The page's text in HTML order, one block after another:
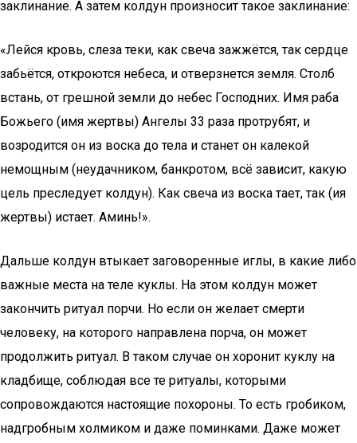
заклинание. А затем колдун произносит такое заклинание:
«Лейся кровь, слеза теки, как свеча зажжётся, так сердце
забьётся, откроются небеса, и отверзнется земля. Столб
встань, от грешной земли до небес Господних. Имя раба
Божьего (имя жертвы) Ангелы 33 раза протрубят, и
возродится он из воска до тела и станет он калекой
немощным (неудачником, банкротом, всё зависит, какую
цель преследует колдун). Как свеча из воска тает, так (ия
жертвы) истает. Аминь!».
Дальше колдун втыкает заговоренные иглы, в какие либо
важные места на теле куклы. На этом колдун может
закончить ритуал порчи. Но если он желает смерти
человеку, на которого направлена порча, он может
продолжить ритуал. В таком случае он хоронит куклу на
кладбище, соблюдая все те ритуалы, которыми
сопровождаются настоящие похороны. То есть гробиком,
надгробным холмиком и даже поминками. Даже может